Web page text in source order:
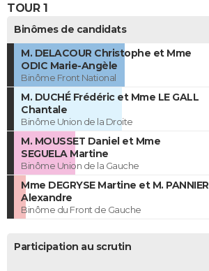
TOUR 1
Binômes de candidats
M. DELACOUR Christophe et Mme
ODIC Marie-Angèle
Binôme Front National
M. DUCHÉ Frédéric et Mme LE GALL
Chantale
Binôme Union de la Droite
M. MOUSSET Daniel et Mme
SEGUELA Martine
Binôme Union de la Gauche
Mme DEGRYSE Martine et M. PANNIER
Alexandre
Binôme du Front de Gauche
Participation au scrutin